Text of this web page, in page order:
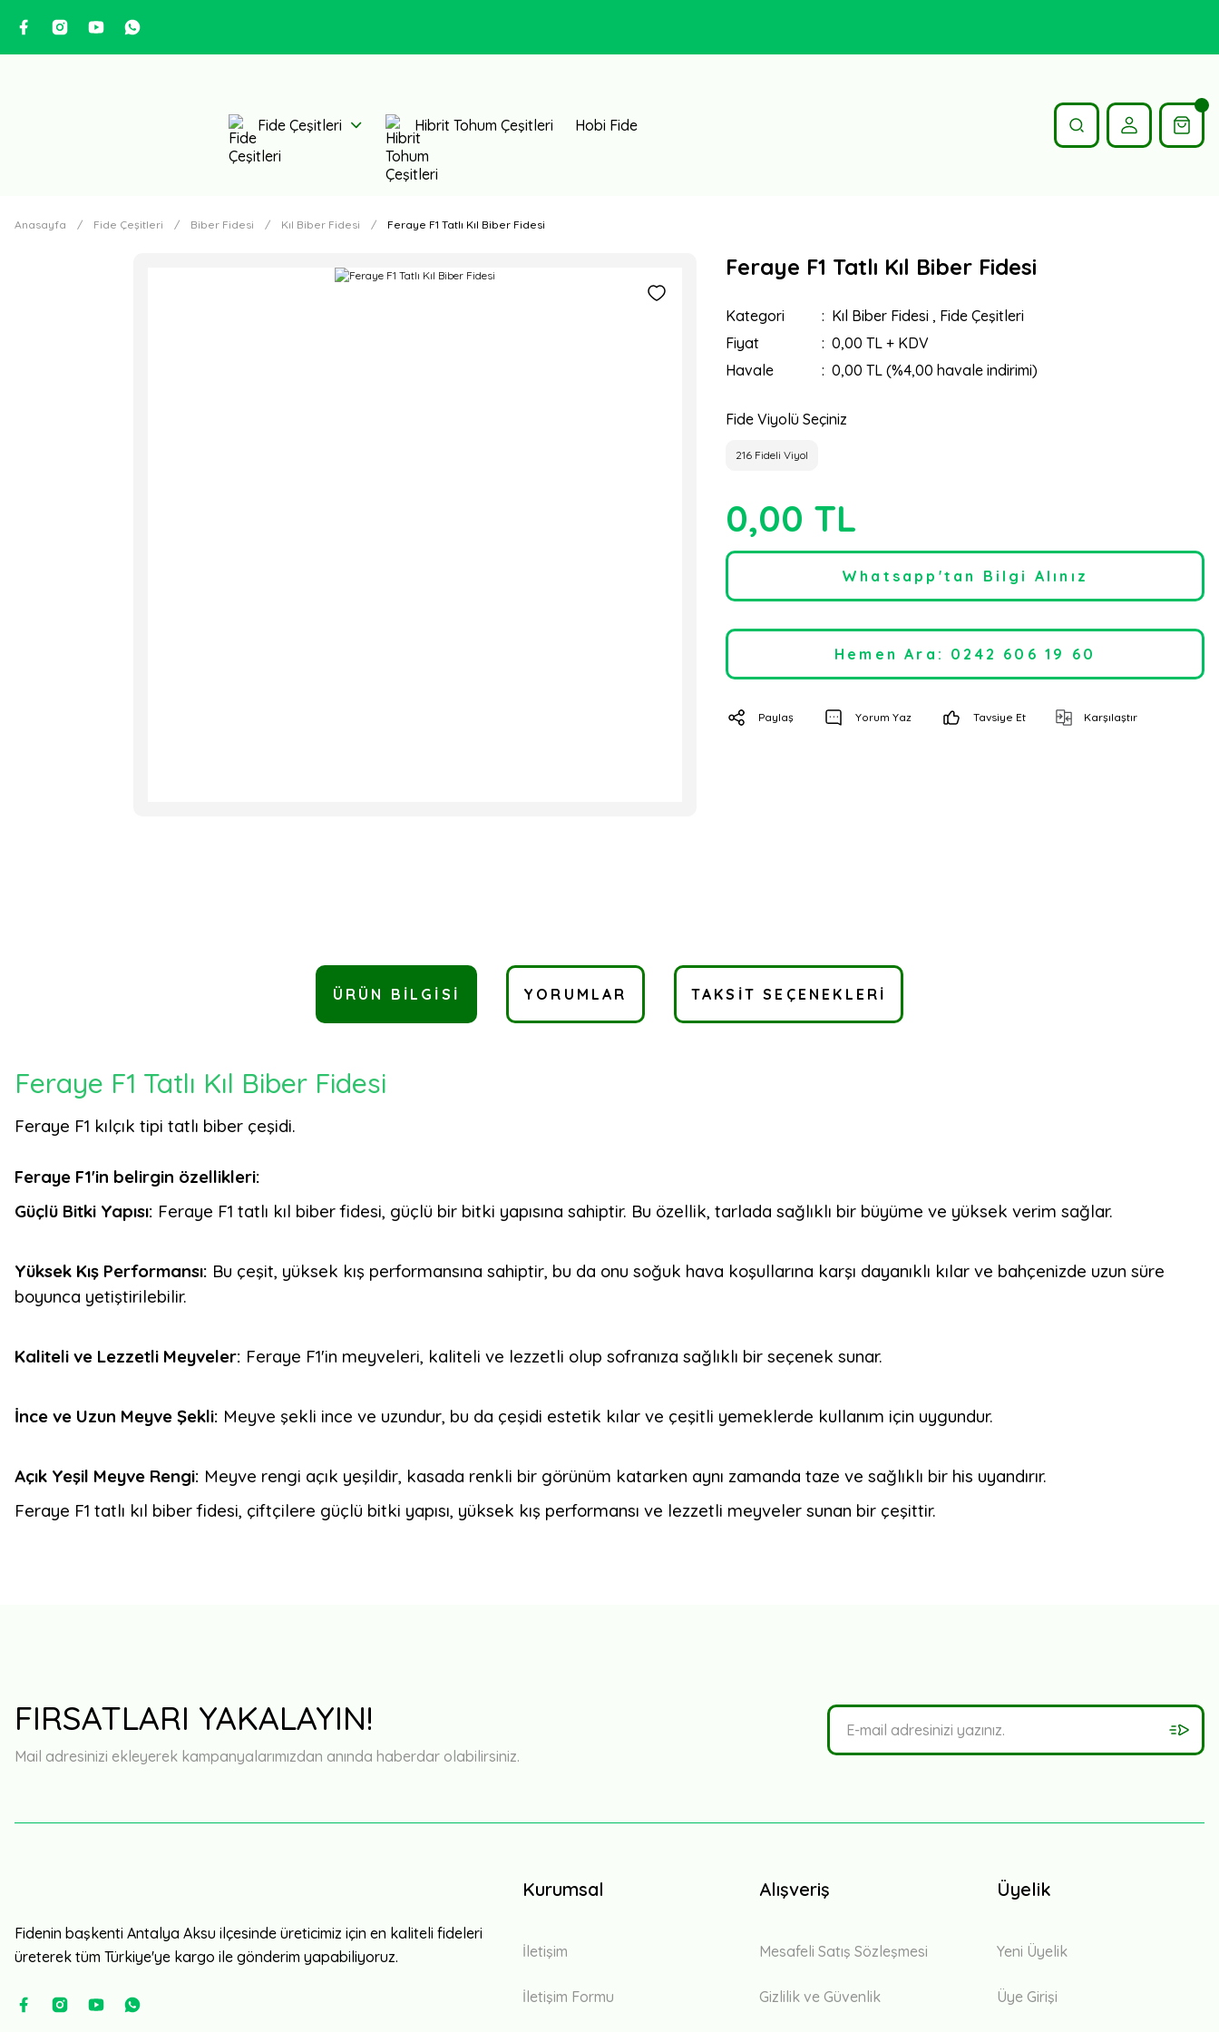
Fide Çeşitleri Hibrit Tohum Çeşitleri Hobi Fide
Anasayfa Fide Çeşitleri Biber Fidesi Kıl Biber Fidesi Feraye F1 Tatlı Kıl Biber Fidesi
Feraye F1 Tatlı Kıl Biber Fidesi
Kategori Kıl Biber Fidesi , Fide Çeşitleri
Fiyat
0,00 TL + KDV
Havale
0,00 TL (%4,00 havale indirimi)
Fide Viyolü Seçiniz
216 Fideli Viyol
0,00 TL
Whatsapp'tan Bilgi Alınız
Hemen Ara: 0242 606 19 60
Paylaş Yorum Yaz Tavsiye Et Karşılaştır
ÜRÜN BILGISI YORUMLAR TAKSIT SEÇENEKLERI
Feraye F1 Tatlı Kıl Biber Fidesi
Feraye F1 kılçık tipi tatlı biber çeşidi.
Feraye F1'in belirgin özellikleri:
Güçlü Bitki Yapısı: Feraye F1 tatlı kıl biber fidesi, güçlü bir bitki yapısına sahiptir. Bu özellik, tarlada sağlıklı bir büyüme ve yüksek verim sağlar.
Yüksek Kış Performansı: Bu çeşit, yüksek kış performansına sahiptir, bu da onu soğuk hava koşullarına karşı dayanıklı kılar ve bahçenizde uzun süre
boyunca yetiştirilebilir.
Kaliteli ve Lezzetli Meyveler: Feraye F1'in meyveleri, kaliteli ve lezzetli olup sofranıza sağlıklı bir seçenek sunar.
İnce ve Uzun Meyve Şekli: Meyve şekli ince ve uzundur, bu da çeşidi estetik kılar ve çeşitli yemeklerde kullanım için uygundur.
Açık Yeşil Meyve Rengi: Meyve rengi açık yeşildir, kasada renkli bir görünüm katarken aynı zamanda taze ve sağlıklı bir his uyandırır.
Feraye F1 tatlı kıl biber fidesi, çiftçilere güçlü bitki yapısı, yüksek kış performansı ve lezzetli meyveler sunan bir çeşittir.
FIRSATLARI YAKALAYIN!
Mail adresinizi ekleyerek kampanyalarımızdan anında haberdar olabilirsiniz.
Fidenin başkenti Antalya Aksu ilçesinde üreticimiz için en kaliteli fideleri
üreterek tüm Türkiye'ye kargo ile gönderim yapabiliyoruz.
Kurumsal
İletişim
İletişim Formu
Alışveriş
Mesafeli Satış Sözleşmesi
Gizlilik ve Güvenlik
Üyelik
Yeni Üyelik
Üye Girişi